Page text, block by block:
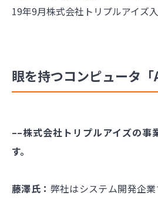
19年9月株式会社トリプルアイズ入
眼を持つコンピュータ「
––株式会社トリプルアイズの事
す。
藤澤氏： 弊社はシステム開発企